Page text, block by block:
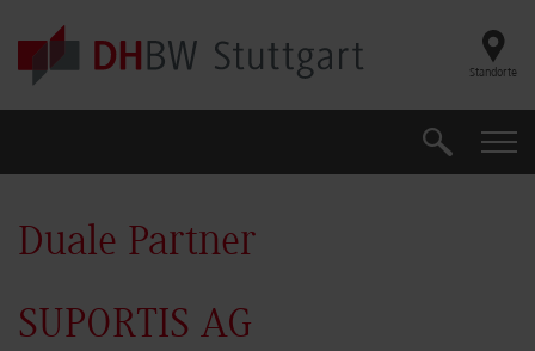
Skip to main content
Standorte
Suche
Duale Partner
SUPORTIS AG